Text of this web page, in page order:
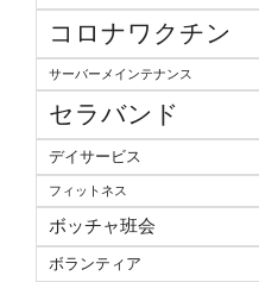
コロナワクチン
サーバーメインテナンス
セラバンド
デイサービス
フィットネス
ボッチャ班会
ボランティア